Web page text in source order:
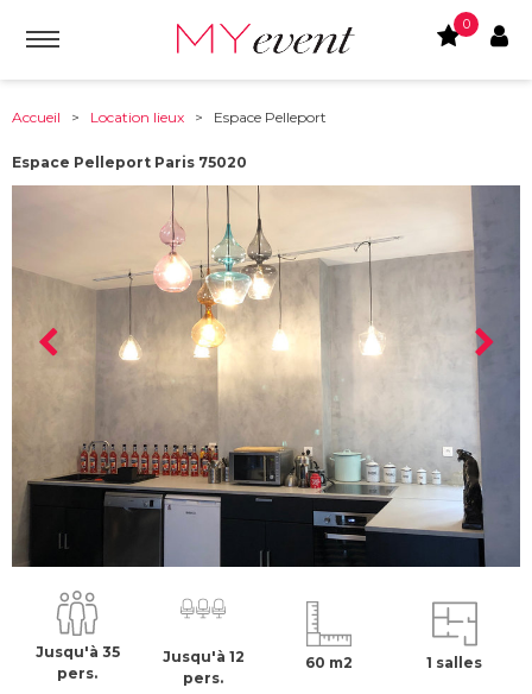
0
Accueil > Location lieux > Espace Pelleport
Espace Pelleport Paris 75020
À partir de :
250 €
Jusqu'à 35
pers.
Jusqu'à 12
pers.
60 m2 1 salles